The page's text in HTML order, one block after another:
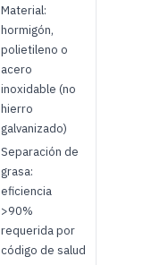
Material:
hormigón,
polietileno o
acero
inoxidable (no
hierro
galvanizado)
Separación de
grasa:
eficiencia
>90%
requerida por
código de salud